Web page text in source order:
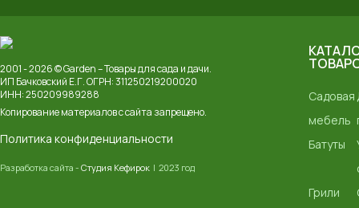
2001 - 2026 © Garden – Товары для сада и дачи.
ИП Бачковский Е.Г. ОГРН: 311250219200020
ИНН: 250209989288
Копирование материалов с сайта запрещено.
Политика конфиденциальности
Разработка сайта - Студия Кефирок | 2023 год
Садовая
мебель
Батуты
Грили